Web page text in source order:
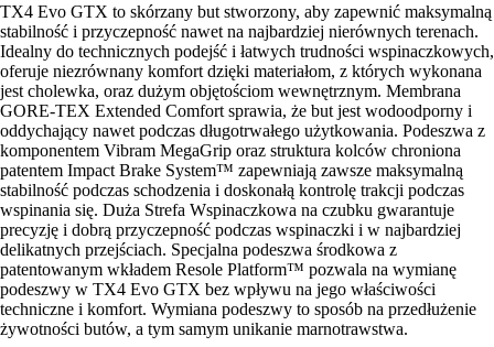
TX4 Evo GTX to skórzany but stworzony, aby zapewnić maksymalną
stabilność i przyczepność nawet na najbardziej nierównych terenach.
Idealny do technicznych podejść i łatwych trudności wspinaczkowych,
oferuje niezrównany komfort dzięki materiałom, z których wykonana
jest cholewka, oraz dużym objętościom wewnętrznym. Membrana
GORE-TEX Extended Comfort sprawia, że but jest wodoodporny i
oddychający nawet podczas długotrwałego użytkowania. Podeszwa z
komponentem Vibram MegaGrip oraz struktura kolców chroniona
patentem Impact Brake System™ zapewniają zawsze maksymalną
stabilność podczas schodzenia i doskonałą kontrolę trakcji podczas
wspinania się. Duża Strefa Wspinaczkowa na czubku gwarantuje
precyzję i dobrą przyczepność podczas wspinaczki i w najbardziej
delikatnych przejściach. Specjalna podeszwa środkowa z
patentowanym wkładem Resole Platform™ pozwala na wymianę
podeszwy w TX4 Evo GTX bez wpływu na jego właściwości
techniczne i komfort. Wymiana podeszwy to sposób na przedłużenie
żywotności butów, a tym samym unikanie marnotrawstwa.